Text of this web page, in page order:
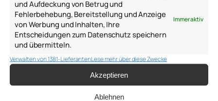
und Aufdeckung von Betrug und
Fehlerbehebung, Bereitstellung und Anzeige
von Werbung und Inhalten, Ihre
Entscheidungen zum Datenschutz speichern
und übermitteln.
Immer aktiv
Verwalten von 1381-LieferantenLese mehr über diese Zwecke
Akzeptieren
Ablehnen
die Panikzone zu treiben (Mutz & Müller, 2016).
Sie konnten zeigen, dass die neuntägige Wanderung
die Komfortzone der Jugendlichen erweitern konnte.
Danach waren sie zufriedener mit ihrem Leben,
hatten ein gestärktes Glauben an die eigenen
Fähigkeiten, zeigten mehr positive Gefühle und
waren weniger gestresst. Diese Effekte verblassen
mit der Zeit, tragen allerdings trotzdem zu unserer